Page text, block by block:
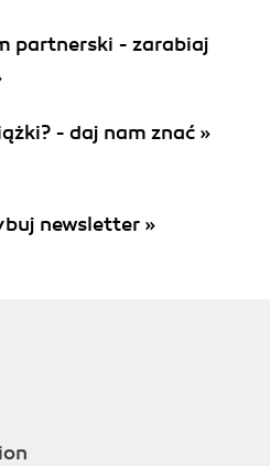
partnerski - zarabiaj
- daj nam znać »
newsletter »